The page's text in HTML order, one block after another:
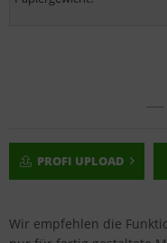
PROFI UPLOAD
Wir empfehlen die